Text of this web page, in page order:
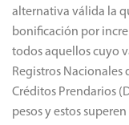
alternativa válida la
bonificación por
todos aquellos cuyo
Registros
Créditos Prendarios
pesos y estos